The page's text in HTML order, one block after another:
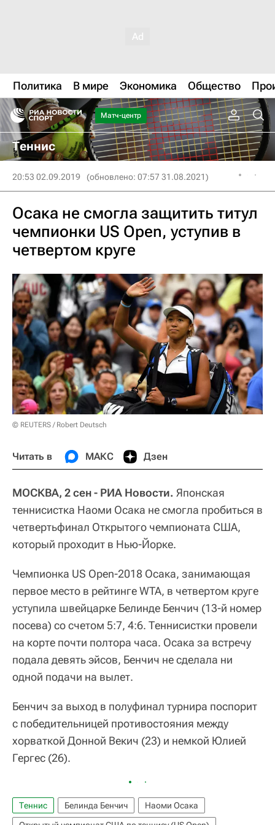
Политика В мире Экономика Общество
Матч-центр
Теннис
20:53 02.09.2019 (обновлено: 07:57 31.08.2021)
Осака не смогла защитить титул
чемпионки US Open, уступив в
четвертом круге
© REUTERS / Robert Deutsch
Читать в МАКС Дзен
МОСКВА, 2 сен - РИА Новости. Японская
теннисистка Наоми Осака не смогла пробиться в
четвертьфинал Открытого чемпионата США,
который проходит в Нью-Йорке.
Чемпионка US Open-2018 Осака, занимающая
первое место в рейтинге WTA, в четвертом круге
уступила швейцарке Белинде Бенчич (13-й номер
посева) со счетом 5:7, 4:6. Теннисистки провели
на корте почти полтора часа. Осака за встречу
подала девять эйсов, Бенчич не сделала ни
одной подачи на вылет.
Бенчич за выход в полуфинал турнира поспорит
с победительницей противостояния между
хорваткой Донной Векич (23) и немкой Юлией
Гергес (26).
Теннис Белинда Бенчич
Наоми Осака